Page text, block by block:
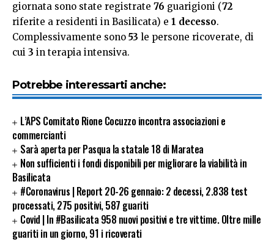
giornata sono state registrate 76 guarigioni (72
riferite a residenti in Basilicata) e 1 decesso.
Complessivamente sono 53 le persone ricoverate, di
cui 3 in terapia intensiva.
Potrebbe interessarti anche:
L’APS Comitato Rione Cocuzzo incontra associazioni e
commercianti
Sarà aperta per Pasqua la statale 18 di Maratea
Non sufficienti i fondi disponibili per migliorare la viabilità in
Basilicata
#Coronavirus | Report 20-26 gennaio: 2 decessi, 2.838 test
processati, 275 positivi, 587 guariti
Covid | In #Basilicata 958 nuovi positivi e tre vittime. Oltre mille
guariti in un giorno, 91 i ricoverati